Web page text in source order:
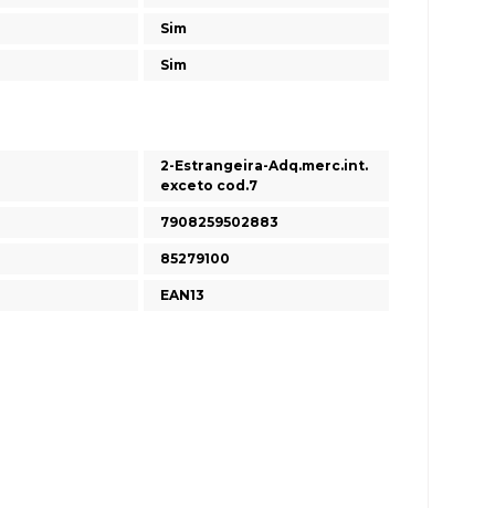
Sim
Sim
2-Estrangeira-Adq.merc.int.
exceto cod.7
7908259502883
85279100
EAN13